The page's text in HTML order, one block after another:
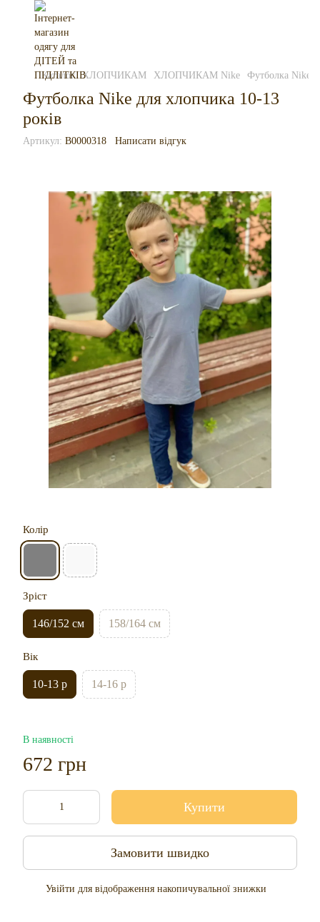
Каталог ХЛОПЧИКАМ ХЛОПЧИКАМ Nike Футболка Nike
Футболка Nike для хлопчика 10-13
років
Артикул: B0000318 Написати відгук
Колір
Зріст
146/152 см 158/164 см
Вік
10-13 р 14-16 р
В наявності
672 грн
Купити
Замовити швидко
Увійти для відображення накопичувальної знижки